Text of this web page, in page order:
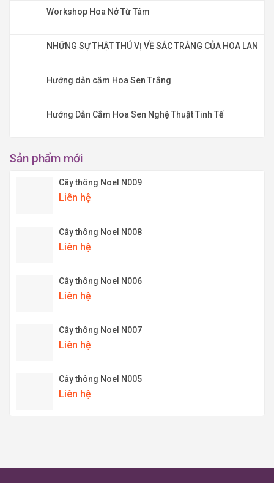
Workshop Hoa Nở Từ Tâm
NHỮNG SỰ THẬT THÚ VỊ VỀ SẮC TRẮNG CỦA HOA LAN
Hướng dẫn cắm Hoa Sen Trắng
Hướng Dẫn Cắm Hoa Sen Nghệ Thuật Tinh Tế
Sản phẩm mới
Cây thông Noel N009
Liên hệ
Cây thông Noel N008
Liên hệ
Cây thông Noel N006
Liên hệ
Cây thông Noel N007
Liên hệ
Cây thông Noel N005
Liên hệ